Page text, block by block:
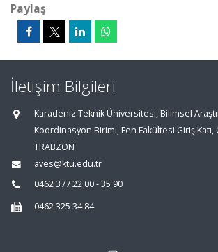
Paylaş
İletişim Bilgileri
Karadeniz Teknik Üniversitesi, Bilimsel
Koordinasyon Birimi, Fen Fakültesi Giriş
TRABZON
aves@ktu.edu.tr
0462 377 22 00 - 35 90
0462 325 34 84